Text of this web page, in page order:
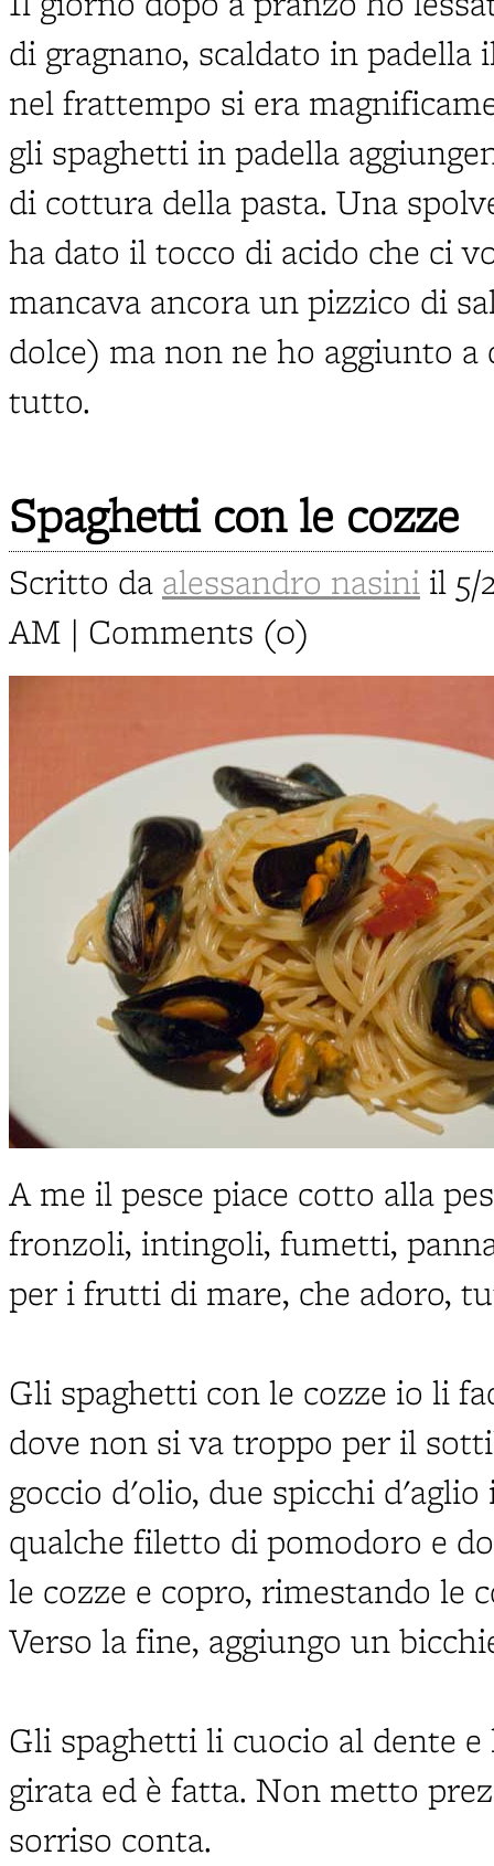
di gragnano, scaldato in
nel frattempo si era
gli spaghetti in padella
di cottura della pasta. Una
ha dato il tocco di acido che ci
mancava ancora un pizzico di
dolce) ma non ne ho aggiunto
tutto.
Spaghetti con le cozze
Scritto da alessandro nasini il 5/
AM | Comments (0)
A me il pesce piace cotto alla
fronzoli, intingoli, fumetti,
per i frutti di mare, che adoro,
Gli spaghetti con le cozze io li
dove non si va troppo per il
goccio d'olio, due spicchi
qualche filetto di pomodoro e
le cozze e copro, rimestando le
Verso la fine, aggiungo un
Gli spaghetti li cuocio al dente
girata ed è fatta. Non metto
sorriso conta.